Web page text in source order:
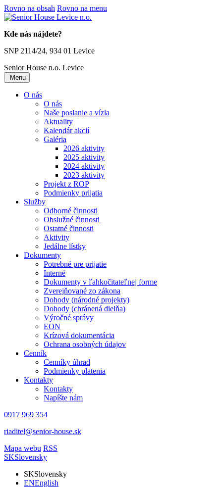
Rovno na obsah Rovno na menu
Kde nás nájdete?
SNP 2114/24, 934 01 Levice
Senior House n.o. Levice
Menu
O nás
O nás
Naše poslanie a vízia
Aktuality
Kalendár akcií
Galéria
2026 aktivity
2025 aktivity
2024 aktivity
2023 aktivity
Projekt z ROP
Podmienky prijatia
Služby
Odborné činnosti
Obslužné činnosti
Ostatné činnosti
Aktivity
Jedálne lístky
Dokumenty
Potrebné pre prijatie
Interné
Dokumenty v ľahkočitateľnej forme
Zverejňované zo zákona
Dohody (národné projekty)
Dohody (chránená dielňa)
Výročné správy
EON
Krízová dokumentácia
Ochrana osobných údajov
Cenník
Cenníky úhrad
Podmienky platenia
Kontakty
Kontakty
Napíšte nám
0917 969 354
riaditel@senior-house.sk
Mapa webu RSS
SKSlovensky
SKSlovensky
ENEnglish